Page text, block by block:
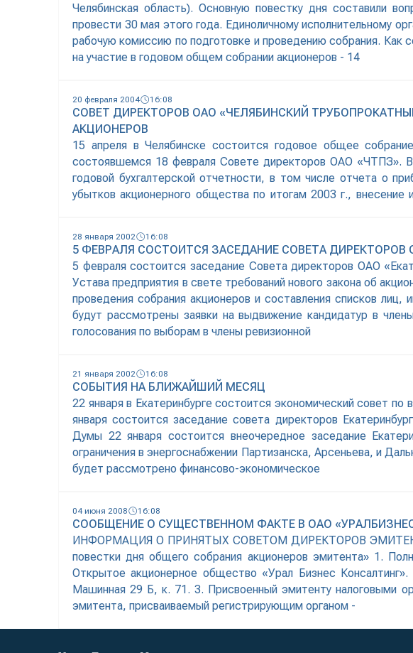
Челябинская область). Основную повестку дня составили
провести 30 мая этого года. Единоличному исполнительному
рабочую комиссию по подготовке и проведению собрания.
на участие в годовом общем собрании акционеров - 14
20 февраля 2004 16:08
СОВЕТ ДИРЕКТОРОВ ОАО «ЧЕЛЯБИНСКИЙ
АКЦИОНЕРОВ
15 апреля в Челябинске состоится годовое общее
состоявшемся 18 февраля Совете директоров ОАО «ЧТПЗ».
годовой бухгалтерской отчетности, в том числе отчета о
убытков акционерного общества по итогам 2003 г.,
28 января 2002 16:08
5 ФЕВРАЛЯ СОСТОИТСЯ ЗАСЕДАНИЕ СОВЕТА
5 февраля состоится заседание Совета директоров ОАО
Устава предприятия в свете требований нового закона об
проведения собрания акционеров и составления списков
будут рассмотрены заявки на выдвижение кандидатур в
голосования по выборам в члены ревизионной
21 января 2002 16:08
СОБЫТИЯ НА БЛИЖАЙШИЙ МЕСЯЦ
22 января в Екатеринбурге состоится экономический совет
января состоится заседание совета директоров
Думы 22 января состоится внеочередное заседание
ограничения в энергоснабжении Партизанска, Арсеньева, и
будет рассмотрено финансово-экономическое
04 июня 2008 16:08
СООБЩЕНИЕ О СУЩЕСТВЕННОМ ФАКТЕ В ОАО
ИНФОРМАЦИЯ О ПРИНЯТЫХ СОВЕТОМ ДИРЕКТОРОВ ЭМИТЕНТА
повестки дня общего собрания акционеров эмитента» 1.
Открытое акционерное общество «Урал Бизнес
Машинная 29 Б, к. 71. 3. Присвоенный эмитенту налоговыми
эмитента, присваиваемый регистрирующим органом -